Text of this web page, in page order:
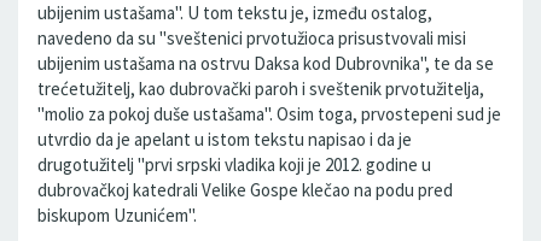
ubijenim ustašama". U tom tekstu je, između ostalog,
navedeno da su "sveštenici prvotužioca prisustvovali misi
ubijenim ustašama na ostrvu Daksa kod Dubrovnika", te da se
trećetužitelj, kao dubrovački paroh i sveštenik prvotužitelja,
"molio za pokoj duše ustašama". Osim toga, prvostepeni sud je
utvrdio da je apelant u istom tekstu napisao i da je
drugotužitelj "prvi srpski vladika koji je 2012. godine u
dubrovačkoj katedrali Velike Gospe klečao na podu pred
biskupom Uzunićem".